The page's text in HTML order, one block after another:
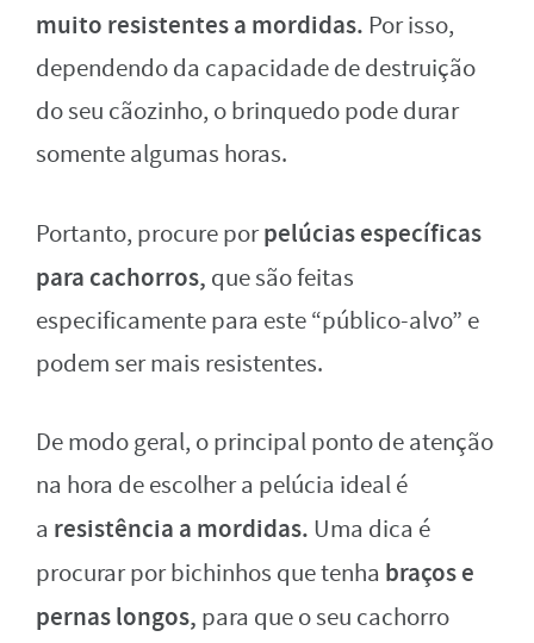
muito resistentes a mordidas. Por isso,
dependendo da capacidade de destruição
do seu cãozinho, o brinquedo pode durar
somente algumas horas.
Portanto, procure porpelúcias específicas
para cachorros, que são feitas
especificamente para este “público-alvo” e
podem ser mais resistentes.
De modo geral, o principal ponto de atenção
na hora de escolher a pelúcia ideal é
a resistência a mordidas. Uma dica é
procurar por bichinhos que tenha braços e
pernas longos, para que o seu cachorro